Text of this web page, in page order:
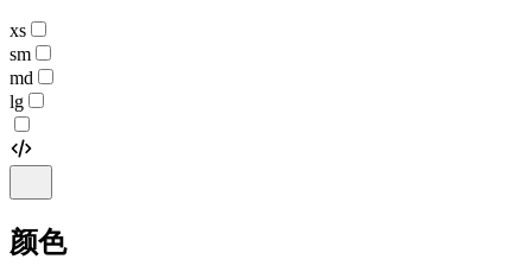
xs
sm
md
lg
颜色